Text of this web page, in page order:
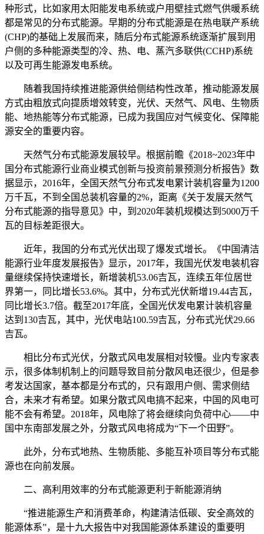
种形式，比如家用太阳能发电系统或户用壁挂式燃气供暖系统
都是常见的分布式能源。早期的分布式能源是在热电联产系统
(CHP)的基础上发展而来，随后分布式能源系统逐渐扩展到用
户侧的多种能源类型的冷、热、电、蒸汽多联供(CCHP)系统
以及可再生能源发电系统。
随着我国持续推进能源供给侧结构性改革，推动能源发展
方式由粗放式向提质增效转变，光伏、天然气、风电、生物质
能、地热能等分布式能源，已成为我国应对气候变化、保障能
源安全的重要内容。
天然气分布式能源发展较早。根据前瞻《2018~2023年中
国分布式能源行业商业模式创新与投资前景预测分析报告》数
据显示，2016年，全国天然气分布式发电累计装机容量为1200
万千瓦，不到全国总装机容量的2%，距离《关于发展天然气
分布式能源的指导意见》中，到2020年装机规模达到5000万千
瓦的目标差距很大。
近年，我国的分布式光伏出现了爆发式增长。《中国清洁
能源行业年度发展报告》显示，2017年，我国光伏发电装机容
量继续保持快速增长，新增装机53.06吉瓦，连续五年位居世
界第一，同比增长53.6%。其中，分布式光伏新增19.44吉瓦，
同比增长3.7倍。截至2017年底，全国光伏发电累计装机容量
达到130吉瓦，其中，光伏电站100.59吉瓦，分布式光伏29.66
吉瓦。
相比分布式光伏，分散式风电发展相对较慢。业内专家表
示，很多体制机制上的问题导致目前分散风电还很少，但是参
考发达国家，基本都是分布式的，只有跟用户侧、需求侧结
合，未来才有希望。如果分散式风电搞不起来，中国的风电可
能不会有希望。2018年，风电除了将会继续向负荷中心——中
国中东南部发展之外，分散式风电将成为“下一个田野”。
此外，分布式地热、生物质能、多能互补项目等分布式能
源也在向前发展。
二、高利用效率的分布式能源更利于新能源消纳
“推进能源生产和消费革命，构建清洁低碳、安全高效的
能源体系”，是十九大报告中对我国能源体系建设的重要明